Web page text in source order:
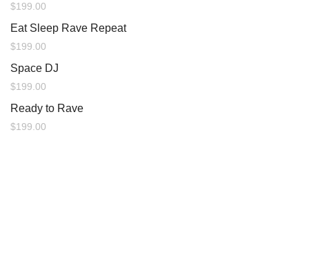
$199.00
Eat Sleep Rave Repeat
$199.00
Space DJ
$199.00
Ready to Rave
$199.00